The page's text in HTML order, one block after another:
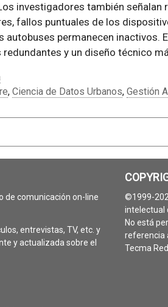
investigadores también señalan
fallos puntuales de los
autobuses permanecen inactivos.
y un diseño técnico
, Ciencia de Datos Urbanos, Gestión
de comunicación on-line
entrevistas, TV, etc. y
y actualizada sobre el
©1999-
intelectual
No está
referencia
Tecma Red